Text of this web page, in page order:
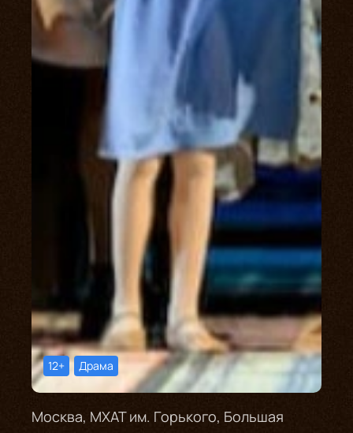
12+ Драма
Москва, МХАТ им. Горького, Большая